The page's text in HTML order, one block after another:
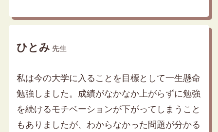
ひとみ 先生
私は今の大学に入ることを目標として一生懸命
勉強しました。成績がなかなか上がらずに勉強
を続けるモチベーションが下がってしまうこと
もありましたが、わからなかった問題が分かる